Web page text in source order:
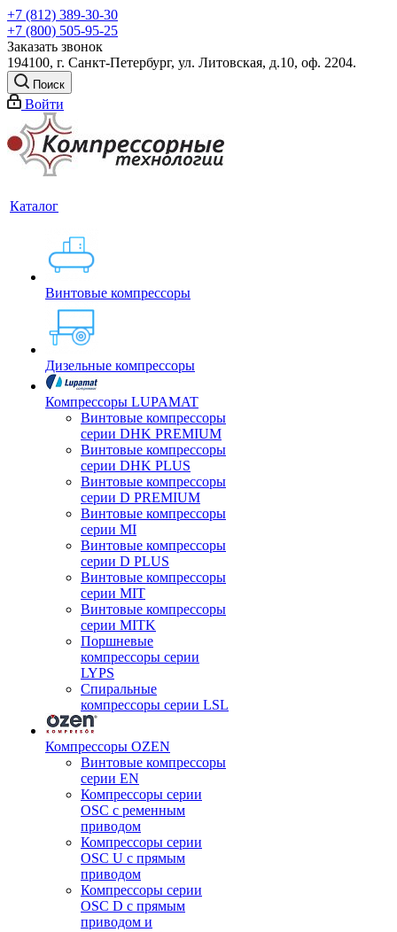
+7 (812) 389-30-30
+7 (800) 505-95-25
Заказать звонок
194100, г. Санкт-Петербург, ул. Литовская, д.10, оф. 2204.
Поиск
Войти
Каталог
Винтовые компрессоры
Дизельные компрессоры
Компрессоры LUPAMAT
Винтовые компрессоры
серии DHK PREMIUM
Винтовые компрессоры
серии DHK PLUS
Винтовые компрессоры
серии D PREMIUM
Винтовые компрессоры
серии MI
Винтовые компрессоры
серии D PLUS
Винтовые компрессоры
серии MIT
Винтовые компрессоры
серии MITK
Поршневые
компрессоры серии
LYPS
Спиральные
компрессоры серии LSL
Компрессоры OZEN
Винтовые компрессоры
серии EN
Компрессоры серии
OSC с ременным
приводом
Компрессоры серии
OSC U с прямым
приводом
Компрессоры серии
OSC D с прямым
приводом и